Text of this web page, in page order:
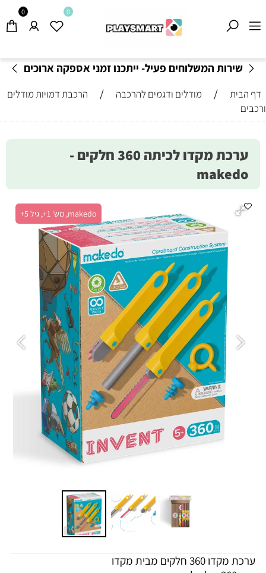
שירות המשלוחים פעיל- ייתכנו זמני אספקה ארוכים
0 0
דף הבית / מודלים ודגמים להרכבה /
הרכבת דמויות מודלים
ורכבים
ערכת מקדו לכיתה 360 חלקים -
makedo
makedo, מש' 1+, גיל 5+
ערכת מקדו 360 חלקים מבית מקדו